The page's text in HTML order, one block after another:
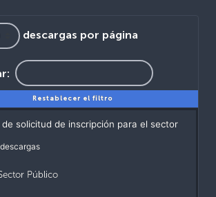
descargas por página
Restablecer el filtro
de solicitud de inscripción para el sector
Público